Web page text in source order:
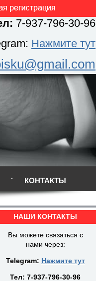
7-937-796-30-96
Нажмите тут
КОНТАКТЫ
НАШИ КОНТАКТЫ
Вы можете связаться с
нами через:
Telegram: Нажмите тут
Тел: 7-937-796-30-96